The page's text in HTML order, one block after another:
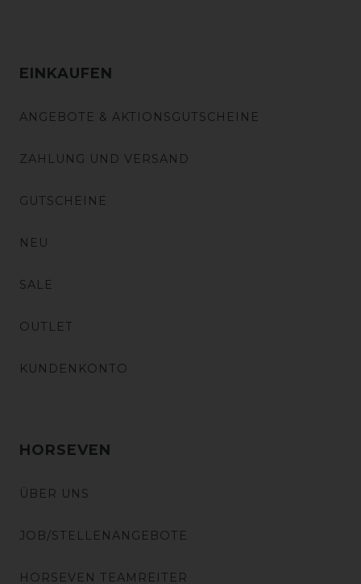
EINKAUFEN
ANGEBOTE & AKTIONSGUTSCHEINE
ZAHLUNG UND VERSAND
GUTSCHEINE
NEU
SALE
OUTLET
KUNDENKONTO
HORSEVEN
ÜBER UNS
JOB/STELLENANGEBOTE
HORSEVEN TEAMREITER